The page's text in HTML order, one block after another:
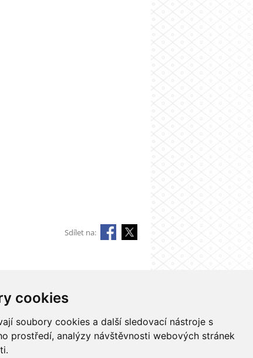
cookies
soubory cookies a další sledovací nástroje s
prostředí, analýzy návštěvnosti webových stránek
Sdílet na: